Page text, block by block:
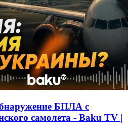
БПЛА с
самолета - Baku TV |